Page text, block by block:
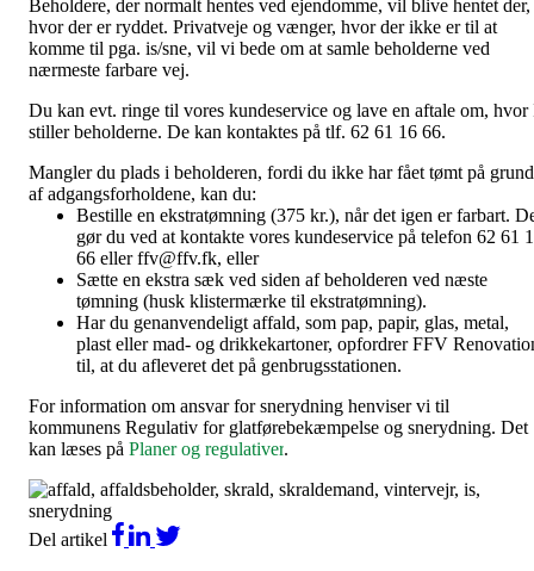
Beholdere, der normalt hentes ved ejendomme, vil blive hentet der,
hvor der er ryddet. Privatveje og vænger, hvor der ikke er til at
komme til pga. is/sne, vil vi bede om at samle beholderne ved
nærmeste farbare vej.
Du kan evt. ringe til vores kundeservice og lave en aftale om, hvor
stiller beholderne. De kan kontaktes på tlf. 62 61 16 66.
Mangler du plads i beholderen, fordi du ikke har fået tømt på grund
af adgangsforholdene, kan du:
Bestille en ekstratømning (375 kr.), når det igen er farbart.
gør du ved at kontakte vores kundeservice på telefon 62 61
66 eller ffv@ffv.fk, eller
Sætte en ekstra sæk ved siden af beholderen ved næste
tømning (husk klistermærke til ekstratømning).
Har du genanvendeligt affald, som pap, papir, glas, metal,
plast eller mad- og drikkekartoner, opfordrer FFV
til, at du afleveret det på genbrugsstationen.
For information om ansvar for snerydning henviser vi til
kommunens Regulativ for glatførebekæmpelse og snerydning. Det
kan læses på Planer og regulativer.
Del artikel